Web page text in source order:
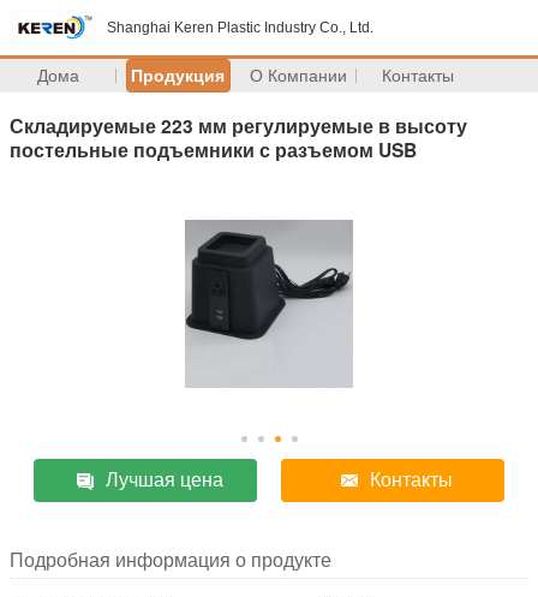
Shanghai Keren Plastic Industry Co., Ltd.
Дома Продукция О Компании Контакты
Складируемые 223 мм регулируемые в высоту
постельные подъемники с разъемом USB
Лучшая цена Контакты
Подробная информация о продукте